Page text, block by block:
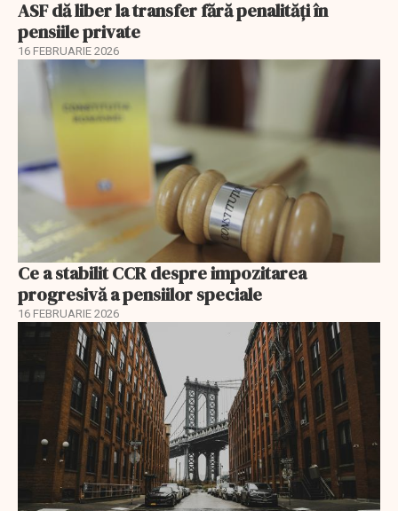
ASF dă liber la transfer fără penalități în
pensiile private
16 FEBRUARIE 2026
Ce a stabilit CCR despre impozitarea
progresivă a pensiilor speciale
16 FEBRUARIE 2026